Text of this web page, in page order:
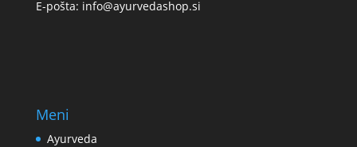
E-pošta: info@ayurvedashop.si
Meni
Ayurveda